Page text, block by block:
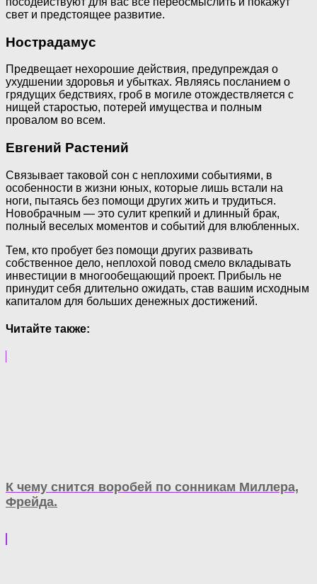
свет и предстоящее развитие.
Нострадамус
Предвещает нехорошие действия, предупреждая о
ухудшении здоровья и убытках. Являясь посланием о
грядущих бедствиях, гроб в могиле отождествляется с
нищей старостью, потерей имущества и полным
провалом во всем.
Евгений Растений
Связывает таковой сон с неплохими событиями, в
особенности в жизни юных, которые лишь встали на
ноги, пытаясь без помощи других жить и трудиться.
Новобрачным — это сулит крепкий и длинный брак,
полный веселых моментов и событий для влюбленных.
Тем, кто пробует без помощи других развивать
собственное дело, неплохой повод смело вкладывать
инвестиции в многообещающий проект. Прибыль не
принудит себя длительно ожидать, став вашим исходным
капиталом для больших денежных достижений.
Читайте также:
К чему снится воробей по сонникам Миллера,
Фрейда.